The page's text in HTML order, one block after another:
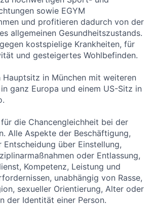
sowie EGYM
und profitieren dadurch von der
allgemeinen Gesundheitszustands.
kostspielige Krankheiten, für
und gesteigertes Wohlbefinden.
Hauptsitz in München mit weiteren
ganz Europa und einem US-Sitz in
die Chancengleichheit bei der
Alle Aspekte der Beschäftigung,
über Einstellung,
oder Entlassung,
Kompetenz, Leistung und
unabhängig von Rasse,
sexueller Orientierung, Alter oder
der Identität einer Person.